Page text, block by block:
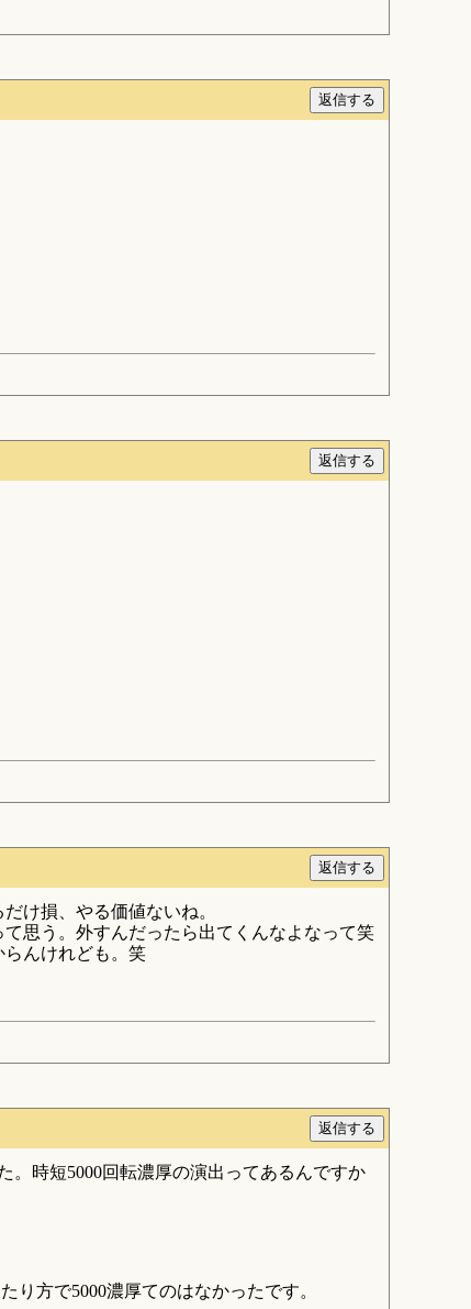
け損、やる価値ないね。
思う。外すんだったら出てくんなよなって笑
んけれども。笑
。時短5000回転濃厚の演出ってあるんですか
り方で5000濃厚てのはなかったです。